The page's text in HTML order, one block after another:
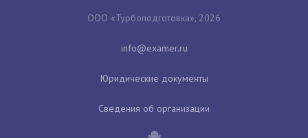
ООО «Турбоподготовка», 2026
Юридические документы
Сведения об организации